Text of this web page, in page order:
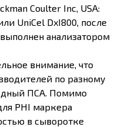
Coulter Inc, USA:
UniCel DxI800, после
анализатором
внимание, что
по разному
ПСА. Помимо
PHI маркера
в сыворотке